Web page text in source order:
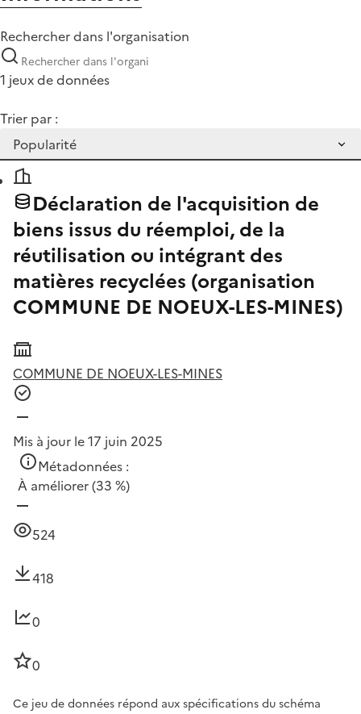
Rechercher dans l'organisation
1 jeux de données
Trier par :
Déclaration de l'acquisition de
biens issus du réemploi, de la
réutilisation ou intégrant des
matières recyclées (organisation
COMMUNE DE NOEUX-LES-MINES)
COMMUNE DE NOEUX-LES-MINES
Mis à jour le 17 juin 2025
Métadonnées :
À améliorer(33 %)
524
418
0
0
Ce jeu de données répond aux spécifications du schéma